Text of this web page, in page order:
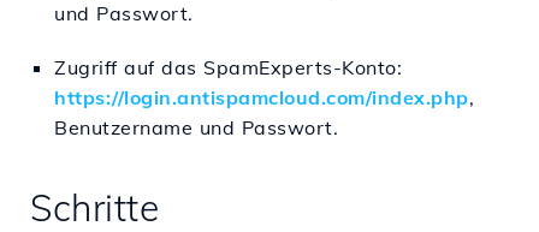
und Passwort.
Zugriff auf das SpamExperts-Konto:
https://login.antispamcloud.com/index.php,
Benutzername und Passwort.
Schritte